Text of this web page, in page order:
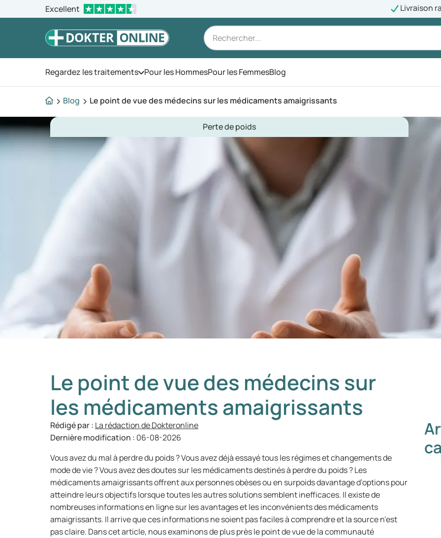
Excellent Livraison
Regardez les traitementsOuvrez le menu
Pour les HommesPour les FemmesBlog
Blog Le point de vue des médecins sur les médicaments amaigrissants
Perte de poids
Le point de vue des médecins sur
les médicaments amaigrissants
Rédigé par : La rédaction de Dokteronline
Dernière modification : 06-08-2026
Vous avez du mal à perdre du poids ? Vous avez déjà essayé tous les régimes et changements de
mode de vie ? Vous avez des doutes sur les médicaments destinés à perdre du poids ? Les
médicaments amaigrissants offrent aux personnes obèses ou en surpoids davantage d’options pour
atteindre leurs objectifs lorsque toutes les autres solutions semblent inefficaces. Il existe de
nombreuses informations en ligne sur les avantages et les inconvénients des médicaments
amaigrissants. Il arrive que ces informations ne soient pas faciles à comprendre et la source n’est
pas claire. Dans cet article, nous examinons de plus près le point de vue de la communauté